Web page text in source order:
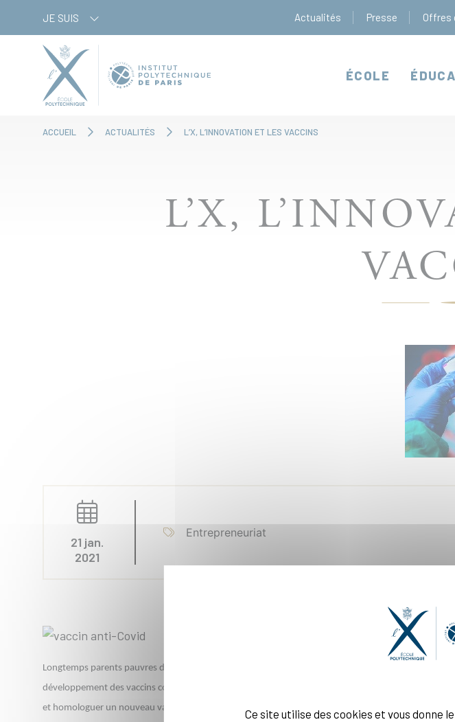
JE SUIS Actualités Presse Offres
ÉCOLE
ACCUEIL ACTUALITÉS L’X, L’INNOVATION ET LES VACCINS
L’X,
21 jan.
2021
Entrepreneuriat
Longtemps parents pauvres d’une industrie pharmaceutique en quête de de blockbusters très
développement des vaccins contre le SARS COV-2 a surpris avec des premiers produits
et homologuer un nouveau vaccin par les autorités de santé. Une performance qui doit beaucoup
Ce site utilise des cookies et vous donne